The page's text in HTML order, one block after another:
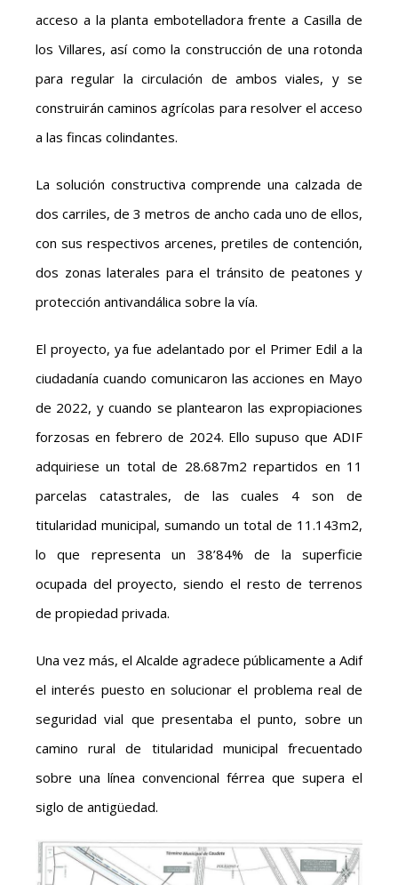
acceso a la planta embotelladora frente a Casilla de
los Villares, así como la construcción de una rotonda
para regular la circulación de ambos viales, y se
construirán caminos agrícolas para resolver el acceso
a las fincas colindantes.
La solución constructiva comprende una calzada de
dos carriles, de 3 metros de ancho cada uno de ellos,
con sus respectivos arcenes, pretiles de contención,
dos zonas laterales para el tránsito de peatones y
protección antivandálica sobre la vía.
El proyecto, ya fue adelantado por el Primer Edil a la
ciudadanía cuando comunicaron las acciones en Mayo
de 2022, y cuando se plantearon las expropiaciones
forzosas en febrero de 2024. Ello supuso que ADIF
adquiriese un total de 28.687m2 repartidos en 11
parcelas catastrales, de las cuales 4 son de
titularidad municipal, sumando un total de 11.143m2,
lo que representa un 38’84% de la superficie
ocupada del proyecto, siendo el resto de terrenos
de propiedad privada.
Una vez más, el Alcalde agradece públicamente a Adif
el interés puesto en solucionar el problema real de
seguridad vial que presentaba el punto, sobre un
camino rural de titularidad municipal frecuentado
sobre una línea convencional férrea que supera el
siglo de antigüedad.